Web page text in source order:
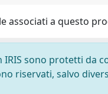
associati a questo
IRIS sono protetti da
riservati, salvo